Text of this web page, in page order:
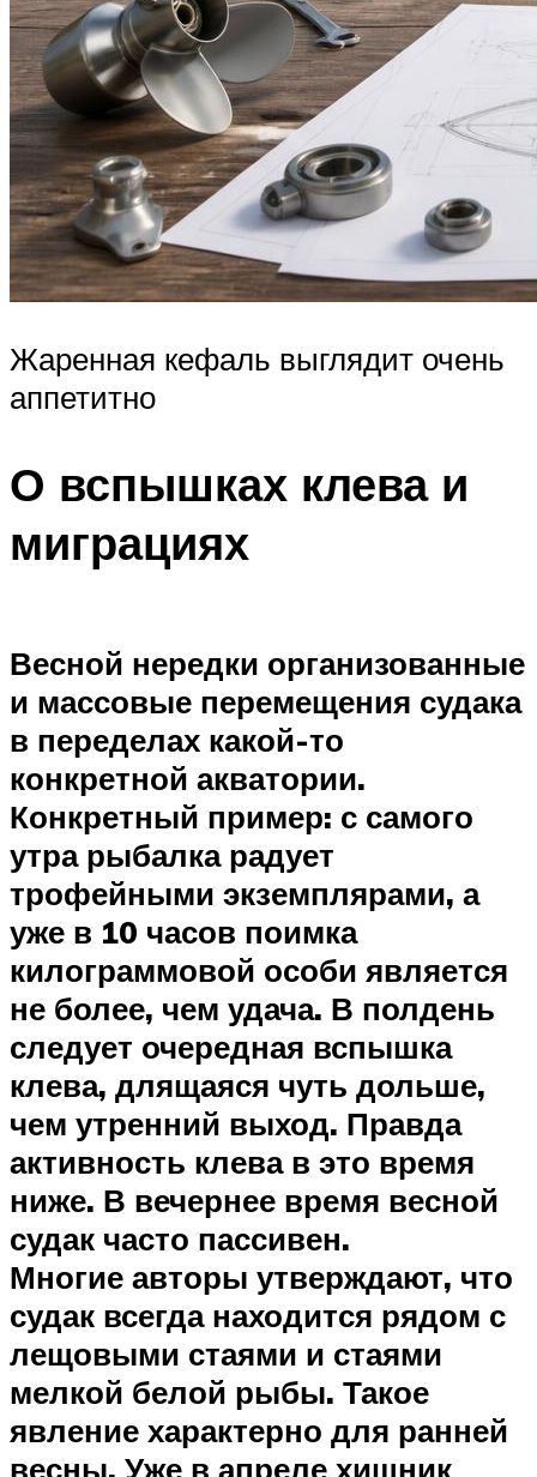
Жаренная кефаль выглядит очень
аппетитно
О вспышках клева и
миграциях
Весной нередки организованные
и массовые перемещения судака
в переделах какой-то
конкретной акватории.
Конкретный пример: с самого
утра рыбалка радует
трофейными экземплярами, а
уже в 10 часов поимка
килограммовой особи является
не более, чем удача. В полдень
следует очередная вспышка
клева, длящаяся чуть дольше,
чем утренний выход. Правда
активность клева в это время
ниже. В вечернее время весной
судак часто пассивен.
Многие авторы утверждают, что
судак всегда находится рядом с
лещовыми стаями и стаями
мелкой белой рыбы. Такое
явление характерно для ранней
весны. Уже в апреле хищник